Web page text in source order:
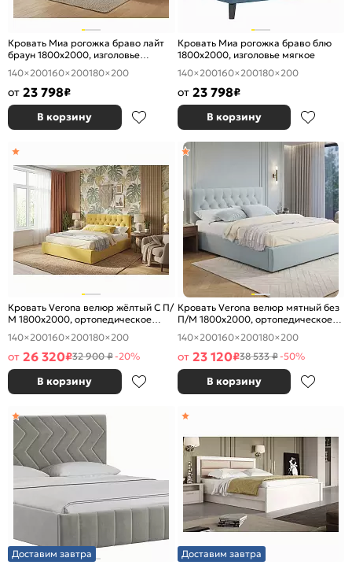
Кровать Миа рогожка браво лайт
браун 1800x2000, изголовье
мягкое
140×200160×200180×200
от 23 798₽
В корзину
Кровать Миа рогожка браво блю
1800x2000, изголовье мягкое
140×200160×200180×200
от 23 798₽
В корзину
Кровать Verona велюр жёлтый С П/
М 1800x2000, ортопедическое
основание, изголовье мягкое
140×200160×200180×200
от 26 320₽32 900 ₽-20%
В корзину
Кровать Verona велюр мятный без
П/М 1800x2000, ортопедическое
основание, изголовье мягкое
140×200160×200180×200
от 23 120₽38 533 ₽-50%
В корзину
Доставим завтра
Доставим завтра